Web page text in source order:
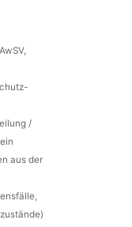
/
aus der